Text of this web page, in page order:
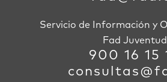
Servicio de Información y
Fad Juventud
900 16 15